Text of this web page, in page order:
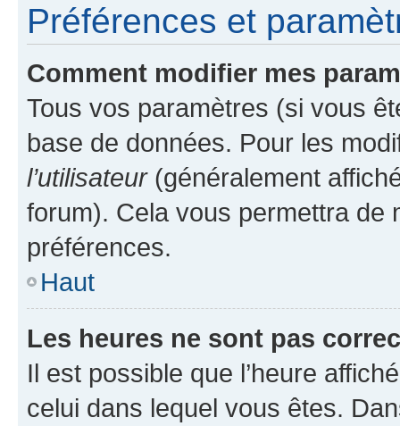
Préférences et
Comment modifier mes
Tous vos paramètres (si vous
base de données. Pour les
l’utilisateur(généralement
forum). Cela vous permettra de
préférences.
Haut
Les heures ne sont pas
Il est possible que l’heure
celui dans lequel vous êtes.